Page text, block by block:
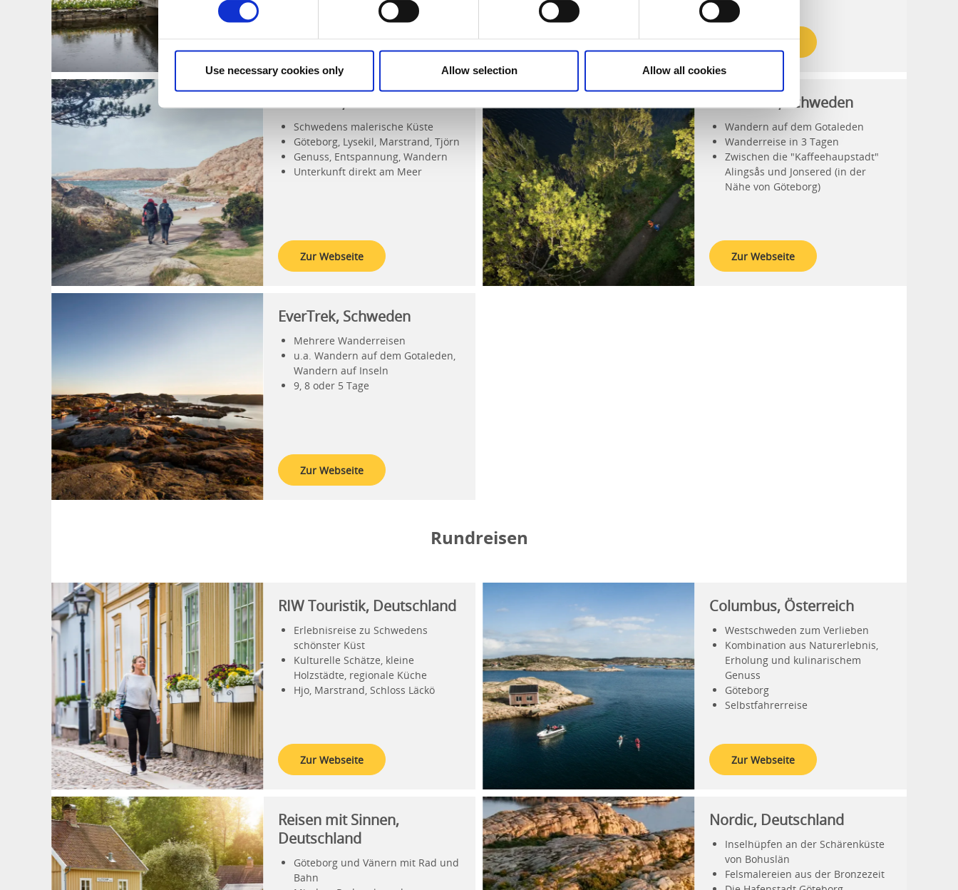
Use necessary cookies only Allow selection Allow all cookies
Zur Webseite
Schwedens malerische Küste
Göteborg, Lysekil, Marstrand, Tjörn
Genuss, Entspannung, Wandern
Unterkunft direkt am Meer
Zur Webseite
Pathfinder, Schweden
Wandern auf dem Gotaleden
Wanderreise in 3 Tagen
Zwischen die "Kaffeehaupstadt"
Alingsås und Jonsered (in der
Nähe von Göteborg)
Zur Webseite
EverTrek, Schweden
Mehrere Wanderreisen
u.a. Wandern auf dem Gotaleden,
Wandern auf Inseln
9, 8 oder 5 Tage
Zur Webseite
Rundreisen
RIW Touristik, Deutschland
Erlebnisreise zu Schwedens
schönster Küst
Kulturelle Schätze, kleine
Holzstädte, regionale Küche
Hjo, Marstrand, Schloss Läckö
Zur Webseite
Columbus, Österreich
Westschweden zum Verlieben
Kombination aus Naturerlebnis,
Erholung und kulinarischem
Genuss
Göteborg
Selbstfahrerreise
Zur Webseite
Reisen mit Sinnen,
Deutschland
Göteborg und Vänern mit Rad und
Bahn
Nordic, Deutschland
Inselhüpfen an der Schärenküste
von Bohuslän
Felsmalereien aus der Bronzezeit